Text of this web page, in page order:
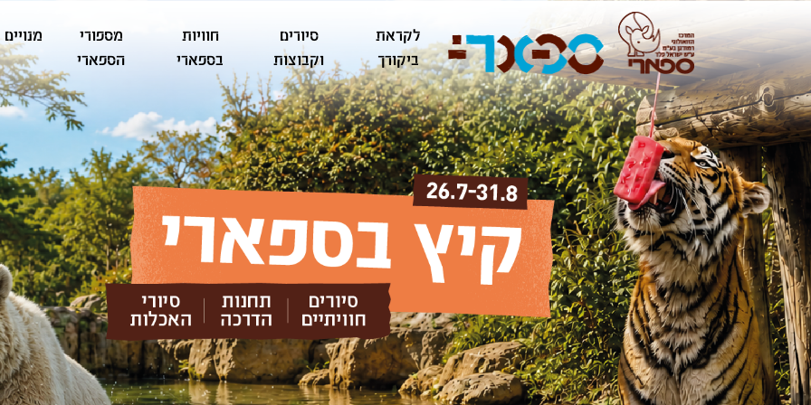
לקראת
ביקורך
סיורים
וקבוצות
חוויות
בספארי
מספורי
הספארי
מנויים